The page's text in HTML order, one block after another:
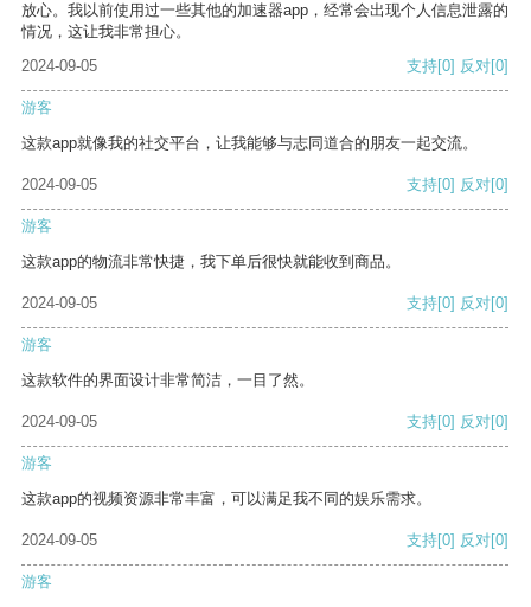
放心。我以前使用过一些其他的加速器app，经常会出现个人信息泄露的
情况，这让我非常担心。
2024-09-05
支持[0] 反对[0]
游客
这款app就像我的社交平台，让我能够与志同道合的朋友一起交流。
2024-09-05 支持[0] 反对[0]
游客
这款app的物流非常快捷，我下单后很快就能收到商品。
2024-09-05 支持[0] 反对[0]
游客
这款软件的界面设计非常简洁，一目了然。
2024-09-05 支持[0] 反对[0]
游客
这款app的视频资源非常丰富，可以满足我不同的娱乐需求。
2024-09-05 支持[0] 反对[0]
游客